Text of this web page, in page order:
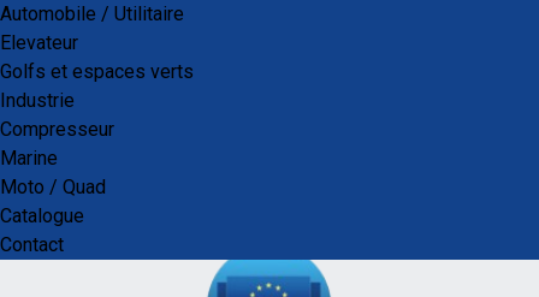
Automobile / Utilitaire
Elevateur
Golfs et espaces verts
Industrie
Compresseur
Marine
Moto / Quad
Catalogue
Contact